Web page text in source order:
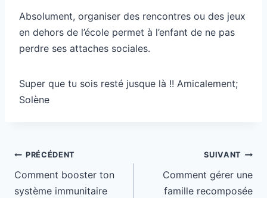
Absolument, organiser des rencontres ou des jeux
en dehors de l’école permet à l’enfant de ne pas
perdre ses attaches sociales.
Super que tu sois resté jusque là !! Amicalement;
Solène
Navigation
de
l’article
PRÉCÉDENT
Comment booster ton
système immunitaire
SUIVANT
Comment gérer une
famille recomposée